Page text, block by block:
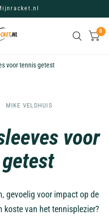
0
voor tennis getest
MIKE VELDHUIS
voor
gevoelig voor impact op de
van het tennisplezier?